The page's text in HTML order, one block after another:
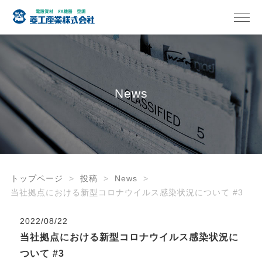
News
トップページ 投稿
News
当社拠点における新型コロナウイルス感染状況について #3
2022/08/22
当社拠点における新型コロナウイルス感染状況に
ついて #3